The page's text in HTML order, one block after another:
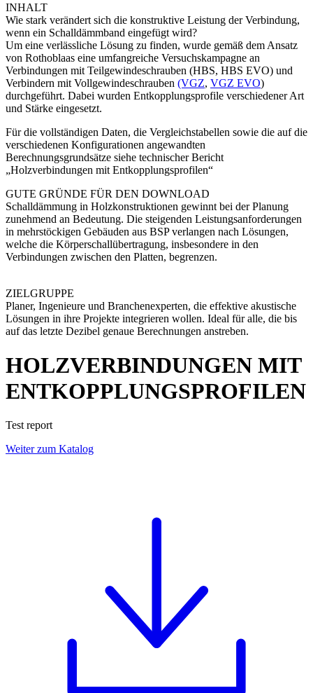
INHALT
Wie stark verändert sich die konstruktive Leistung der Verbindung,
wenn ein Schalldämmband eingefügt wird?
Um eine verlässliche Lösung zu finden, wurde gemäß dem Ansatz
von Rothoblaas eine umfangreiche Versuchskampagne an
Verbindungen mit Teilgewindeschrauben (HBS, HBS EVO) und
Verbindern mit Vollgewindeschrauben (VGZ, VGZ EVO)
durchgeführt. Dabei wurden Entkopplungsprofile verschiedener Art
und Stärke eingesetzt.
Für die vollständigen Daten, die Vergleichstabellen sowie die auf die
verschiedenen Konfigurationen angewandten
Berechnungsgrundsätze siehe technischer Bericht
„Holzverbindungen mit Entkopplungsprofilen“
GUTE GRÜNDE FÜR DEN DOWNLOAD
Schalldämmung in Holzkonstruktionen gewinnt bei der Planung
zunehmend an Bedeutung. Die steigenden Leistungsanforderungen
in mehrstöckigen Gebäuden aus BSP verlangen nach Lösungen,
welche die Körperschallübertragung, insbesondere in den
Verbindungen zwischen den Platten, begrenzen.
ZIELGRUPPE
Planer, Ingenieure und Branchenexperten, die effektive akustische
Lösungen in ihre Projekte integrieren wollen. Ideal für alle, die bis
auf das letzte Dezibel genaue Berechnungen anstreben.
HOLZVERBINDUNGEN MIT
ENTKOPPLUNGSPROFILEN
Test report
Weiter zum Katalog